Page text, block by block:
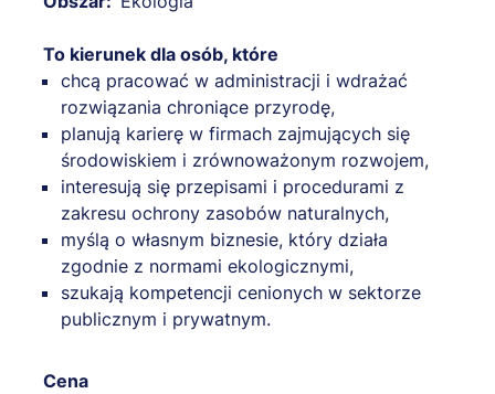
To kierunek dla osób, które
chcą pracować w administracji i wdrażać
rozwiązania chroniące przyrodę,
planują karierę w firmach zajmujących się
środowiskiem i zrównoważonym rozwojem,
interesują się przepisami i procedurami z
zakresu ochrony zasobów naturalnych,
myślą o własnym biznesie, który działa
zgodnie z normami ekologicznymi,
szukają kompetencji cenionych w sektorze
publicznym i prywatnym.
Cena